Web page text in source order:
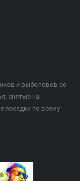
и рыболовов со
снятые на
поездки по всему